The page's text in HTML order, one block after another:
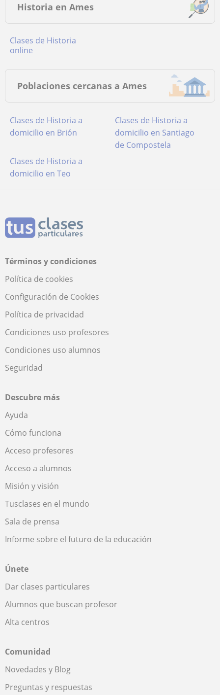
Historia en Ames
Clases de Historia
online
Poblaciones cercanas a Ames
Clases de Historia a
domicilio en Brión
Clases de Historia a
domicilio en Santiago
de Compostela
Clases de Historia a
domicilio en Teo
Términos y condiciones
Política de cookies
Configuración de Cookies
Política de privacidad
Condiciones uso profesores
Condiciones uso alumnos
Seguridad
Descubre más
Ayuda
Cómo funciona
Acceso profesores
Acceso a alumnos
Misión y visión
Tusclases en el mundo
Sala de prensa
Informe sobre el futuro de la educación
Únete
Dar clases particulares
Alumnos que buscan profesor
Alta centros
Comunidad
Novedades y Blog
Preguntas y respuestas